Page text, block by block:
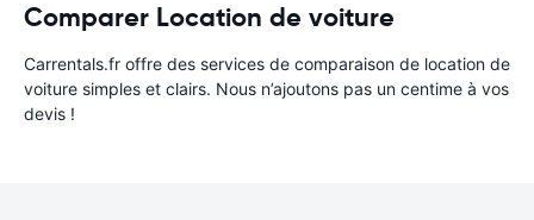
Comparer Location de voiture
Carrentals.fr offre des services de comparaison de location de
voiture simples et clairs. Nous n’ajoutons pas un centime à vos
devis !